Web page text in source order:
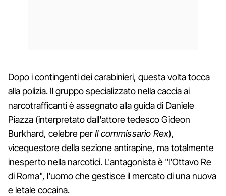
Dopo i contingenti dei carabinieri, questa volta tocca
alla polizia. Il gruppo specializzato nella caccia ai
narcotrafficanti è assegnato alla guida di Daniele
Piazza (interpretato dall'attore tedesco Gideon
Burkhard, celebre perIl commissario Rex),
vicequestore della sezione antirapine, ma totalmente
inesperto nella narcotici. L'antagonista è "l'Ottavo Re
di Roma", l'uomo che gestisce il mercato di una nuova
e letale cocaina.